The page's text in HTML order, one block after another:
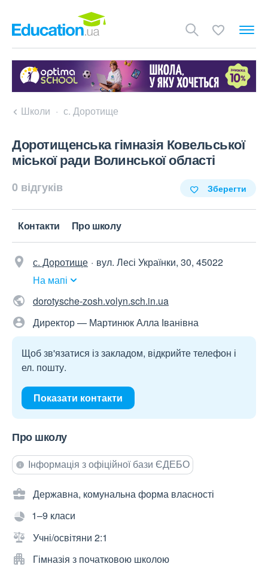
Школи с. Доротище
Доротищенська гімназія Ковельської
міської ради Волинської області
0 відгуків Зберегти
Контакти Про школу
с. Доротище
вул. Лесі Українки, 30, 45022
На мапі
dorotysche-zosh.volyn.sch.in.ua
Директор — Мартинюк Алла Іванівна
Щоб зв'язатися із закладом, відкрийте телефон і
ел. пошту.
Показати контакти
Про школу
Інформація з офіційної бази ЄДЕБО
Державна, комунальна форма власності
1–9 класи
Учні/освітяни 2:1
Гімназія з початковою школою